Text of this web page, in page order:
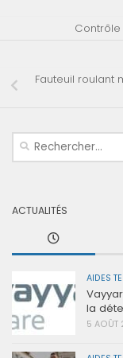
Contrôle
Fauteuil roulant
Rechercher :
ACTUALITÉS
AIDES
la
5 AOÛT